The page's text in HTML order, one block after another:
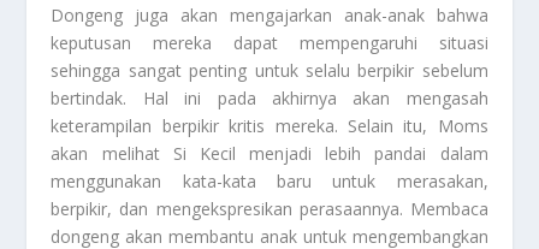
Dongeng juga akan mengajarkan anak-anak bahwa
keputusan mereka dapat mempengaruhi situasi
sehingga sangat penting untuk selalu berpikir sebelum
bertindak. Hal ini pada akhirnya akan mengasah
keterampilan berpikir kritis mereka. Selain itu, Moms
akan melihat Si Kecil menjadi lebih pandai dalam
menggunakan kata-kata baru untuk merasakan,
berpikir, dan mengekspresikan perasaannya. Membaca
dongeng akan membantu anak untuk mengembangkan